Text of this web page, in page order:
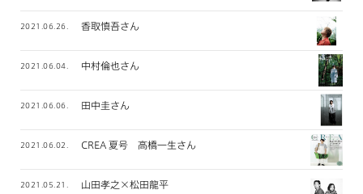
2021.06.26. 香取慎吾さん
2021.06.04. 中村倫也さん
2021.06.06. 田中圭さん
2021.06.02. CREA 夏号 高橋一生さん
2021.05.21. 山田孝之×松田龍平